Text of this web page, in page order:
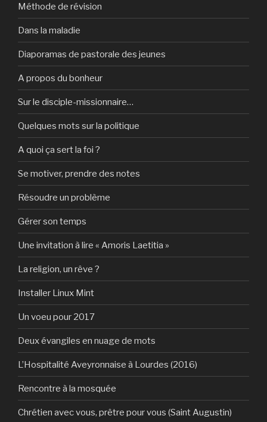
Méthode de révision
Dans la maladie
Diaporamas de pastorale des jeunes
A propos du bonheur
Sur le disciple-missionnaire…
Quelques mots sur la politique
A quoi ça sert la foi ?
Se motiver, prendre des notes
Résoudre un problème
Gérer son temps
Une invitation à lire « Amoris Laetitia »
La religion, un rêve ?
Installer Linux Mint
Un voeu pour 2017
Deux évangiles en nuage de mots
L’Hospitalité Aveyronnaise à Lourdes (2016)
Rencontre à la mosquée
Chrétien avec vous, prêtre pour vous (Saint Augustin)